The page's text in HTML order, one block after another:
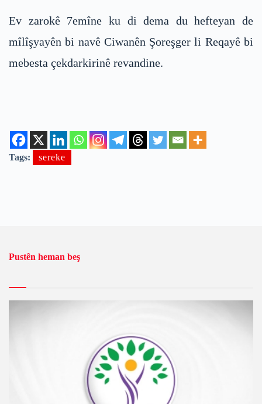
Ev zarokê 7emîne ku di dema du hefteyan de
mîlîşyayên bi navê Ciwanên Şoreşger li Reqayê bi
mebesta çekdarkirinê revandine.
Tags: sereke
Pustên heman beş